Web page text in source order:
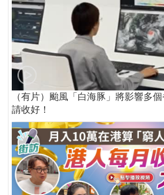
（有片）颱風「白海豚」將影響多
請收好！